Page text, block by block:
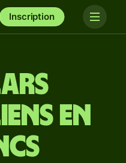
Inscription
en